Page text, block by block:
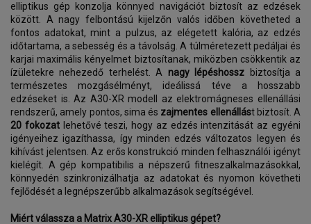
elliptikus gép konzolja könnyed navigációt biztosít az edzések
között. A nagy felbontású kijelzőn valós időben követheted a
fontos adatokat, mint a pulzus, az elégetett kalória, az edzés
időtartama, a sebesség és a távolság. A túlméretezett pedáljai és
karjai maximális kényelmet biztosítanak, miközben csökkentik az
ízületekre nehezedő terhelést. A nagy lépéshossz biztosítja a
természetes mozgásélményt, ideálissá téve a hosszabb
edzéseket is. Az A30-XR modell az elektromágneses ellenállási
rendszerű, amely pontos, sima és zajmentes ellenállást biztosít. A
20 fokozatlehetővé teszi, hogy az edzés intenzitását az egyéni
igényeihez igazíthassa, így minden edzés változatos legyen és
kihívást jelentsen. Az erős konstrukció minden felhasználói igényt
kielégít. A gép kompatibilis a népszerű fitneszalkalmazásokkal,
könnyedén szinkronizálhatja az adatokat és nyomon követheti
fejlődését a legnépszerűbb alkalmazások segítségével.
Miért válassza a Matrix A30-XR elliptikus gépet?